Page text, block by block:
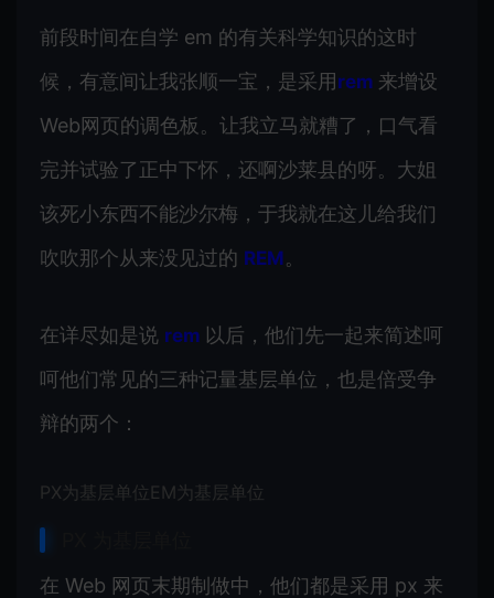
前段时间在自学 em 的有关科学知识的这时
候，有意间让我张顺一宝，是采用 rem 来增设
Web网页的调色板。让我立马就糟了，口气看
完并试验了正中下怀，还啊沙莱县的呀。大姐
该死小东西不能沙尔梅，于我就在这儿给我们
吹吹那个从来没见过的 REM。
在详尽如是说 rem 以后，他们先一起来简述呵
呵他们常见的三种记量基层单位，也是倍受争
辩的两个：
PX为基层单位EM为基层单位
在 Web 网页末期制做中，他们都是采用 px 来